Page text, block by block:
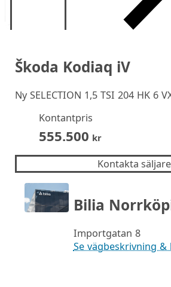
Škoda Kodiaq iV
NySELECTION 1,5 TSI 204 HK 6
Kontantpris
555.500 kr
Kontakta säljare
Bilia
Importgatan 8
Se vägbeskrivning &